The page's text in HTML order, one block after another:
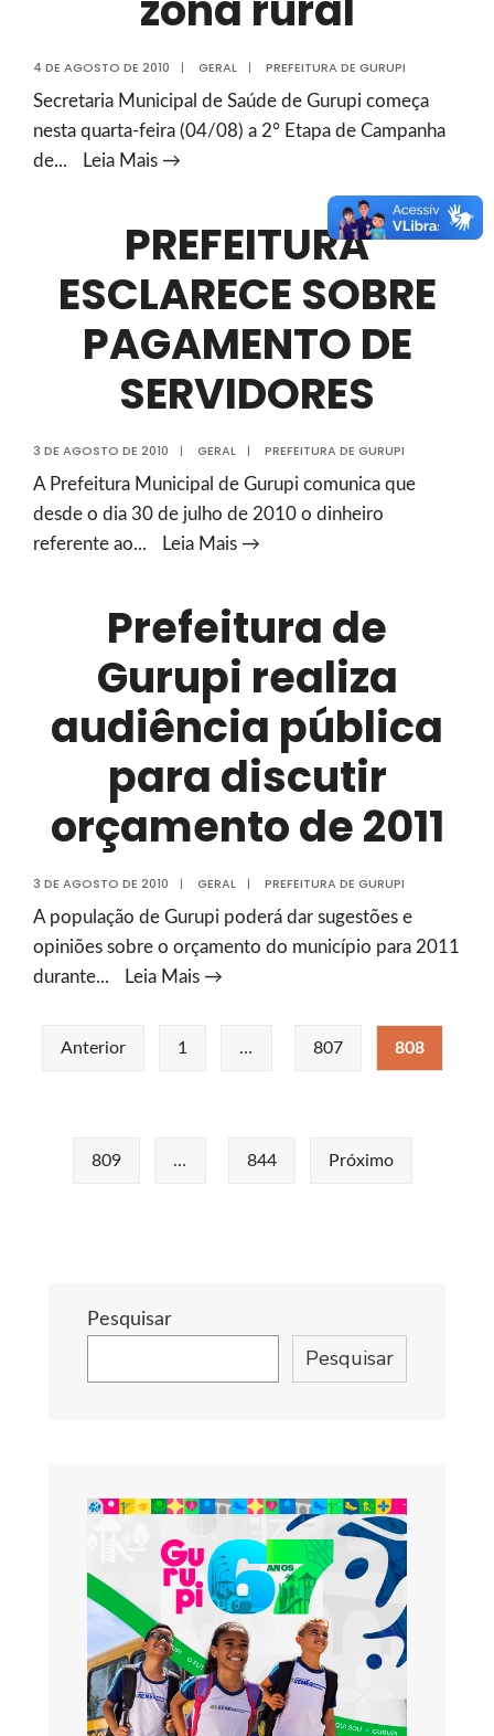
comemorada
Gurupi
4 DE AGOSTO DE 2010 | GERAL | PREFEITURA DE GURUPI
Secretaria Municipal de Saúde de Gurupi começa
nesta quarta-feira (04/08) a 2° Etapa de Campanha
de... Leia Mais →
de
vacinação
na
zona
PREFEITURA
ESCLARECE SOBRE
PAGAMENTO DE
SERVIDORES
3 DE AGOSTO DE 2010 | GERAL | PREFEITURA DE GURUPI
A Prefeitura Municipal de Gurupi comunica que
desde o dia 30 de julho de 2010 o dinheiro
referente ao... Leia Mais →
PAGAMENTO
SERVIDORES
Prefeitura de
Gurupi realiza
audiência pública
para discutir
orçamento de 2011
3 DE AGOSTO DE 2010 | GERAL | PREFEITURA DE GURUPI
A população de Gurupi poderá dar sugestões e
opiniões sobre o orçamento do município para 2011
durante... Leia Mais →
para
Navegação
Anterior 1 … 807 808
809 … 844 Próximo
Pesquisar
Pesquisar